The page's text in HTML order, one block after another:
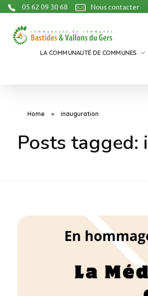
05 62 09 30 68 Nous contacter
LA COMMUNAUTÉ DE COMMUNES
Home » inauguration
Posts